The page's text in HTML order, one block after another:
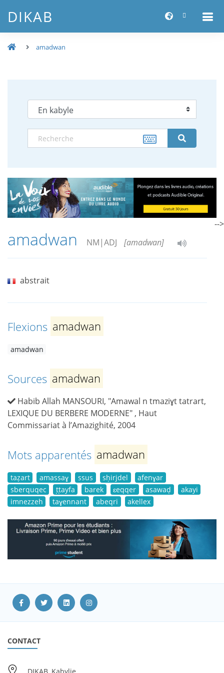
DIKAB
amadwan
amadwan NM|ADJ [amadwan]
abstrait
Flexions amadwan
amadwan
Sources amadwan
Habib Allah MANSOURI, "Amawal n tmaziɣt tatrart,
LEXIQUE DU BERBERE MODERNE" , Haut
Commissariat à l’Amazighité, 2004
Mots apparentés amadwan
taẓart amassaɣ ssus sḥirjdel
afenɣar
sberquqec
ṭṭayfa barek ɛeqqer asawaḍ
akayi
imnezzeh
taɣennant abeqri akellex
-->
CONTACT
DIKAB, Kabylie